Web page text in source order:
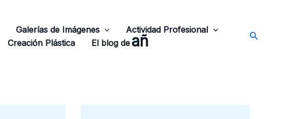
Galerías de Imágenes
Actividad Profesional
Creación Plástica El blog de añ Buscar